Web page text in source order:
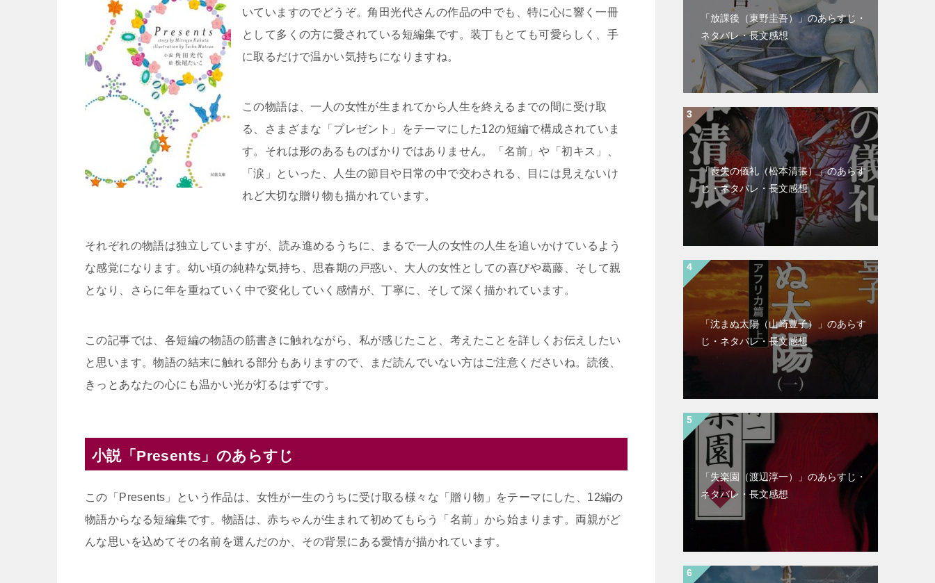
いていますのでどうぞ。角田光代さんの作品の中でも、特に心に響く一冊
として多くの方に愛されている短編集です。装丁もとても可愛らしく、手
に取るだけで温かい気持ちになりますね。
この物語は、一人の女性が生まれてから人生を終えるまでの間に受け取
る、さまざまな「プレゼント」をテーマにした12の短編で構成されていま
す。それは形のあるものばかりではありません。「名前」や「初キス」、
「涙」といった、人生の節目や日常の中で交わされる、目には見えないけ
れど大切な贈り物も描かれています。
それぞれの物語は独立していますが、読み進めるうちに、まるで一人の女性の人生を追いかけているよう
な感覚になります。幼い頃の純粋な気持ち、思春期の戸惑い、大人の女性としての喜びや葛藤、そして親
となり、さらに年を重ねていく中で変化していく感情が、丁寧に、そして深く描かれています。
この記事では、各短編の物語の筋書きに触れながら、私が感じたこと、考えたことを詳しくお伝えしたい
と思います。物語の結末に触れる部分もありますので、まだ読んでいない方はご注意くださいね。読後、
きっとあなたの心にも温かい光が灯るはずです。
小説「Presents」のあらすじ
この「Presents」という作品は、女性が一生のうちに受け取る様々な「贈り物」をテーマにした、12編の
物語からなる短編集です。物語は、赤ちゃんが生まれて初めてもらう「名前」から始まります。両親がど
んな思いを込めてその名前を選んだのか、その背景にある愛情が描かれています。
「放課後（東野圭吾）」のあらすじ・
ネタバレ・長文感想
「喪失の儀礼（松本清張）」のあらす
じ・ネタバレ・長文感想
「沈まぬ太陽（山崎豊子）」のあらす
じ・ネタバレ・長文感想
「失楽園（渡辺淳一）」のあらすじ・
ネタバレ・長文感想